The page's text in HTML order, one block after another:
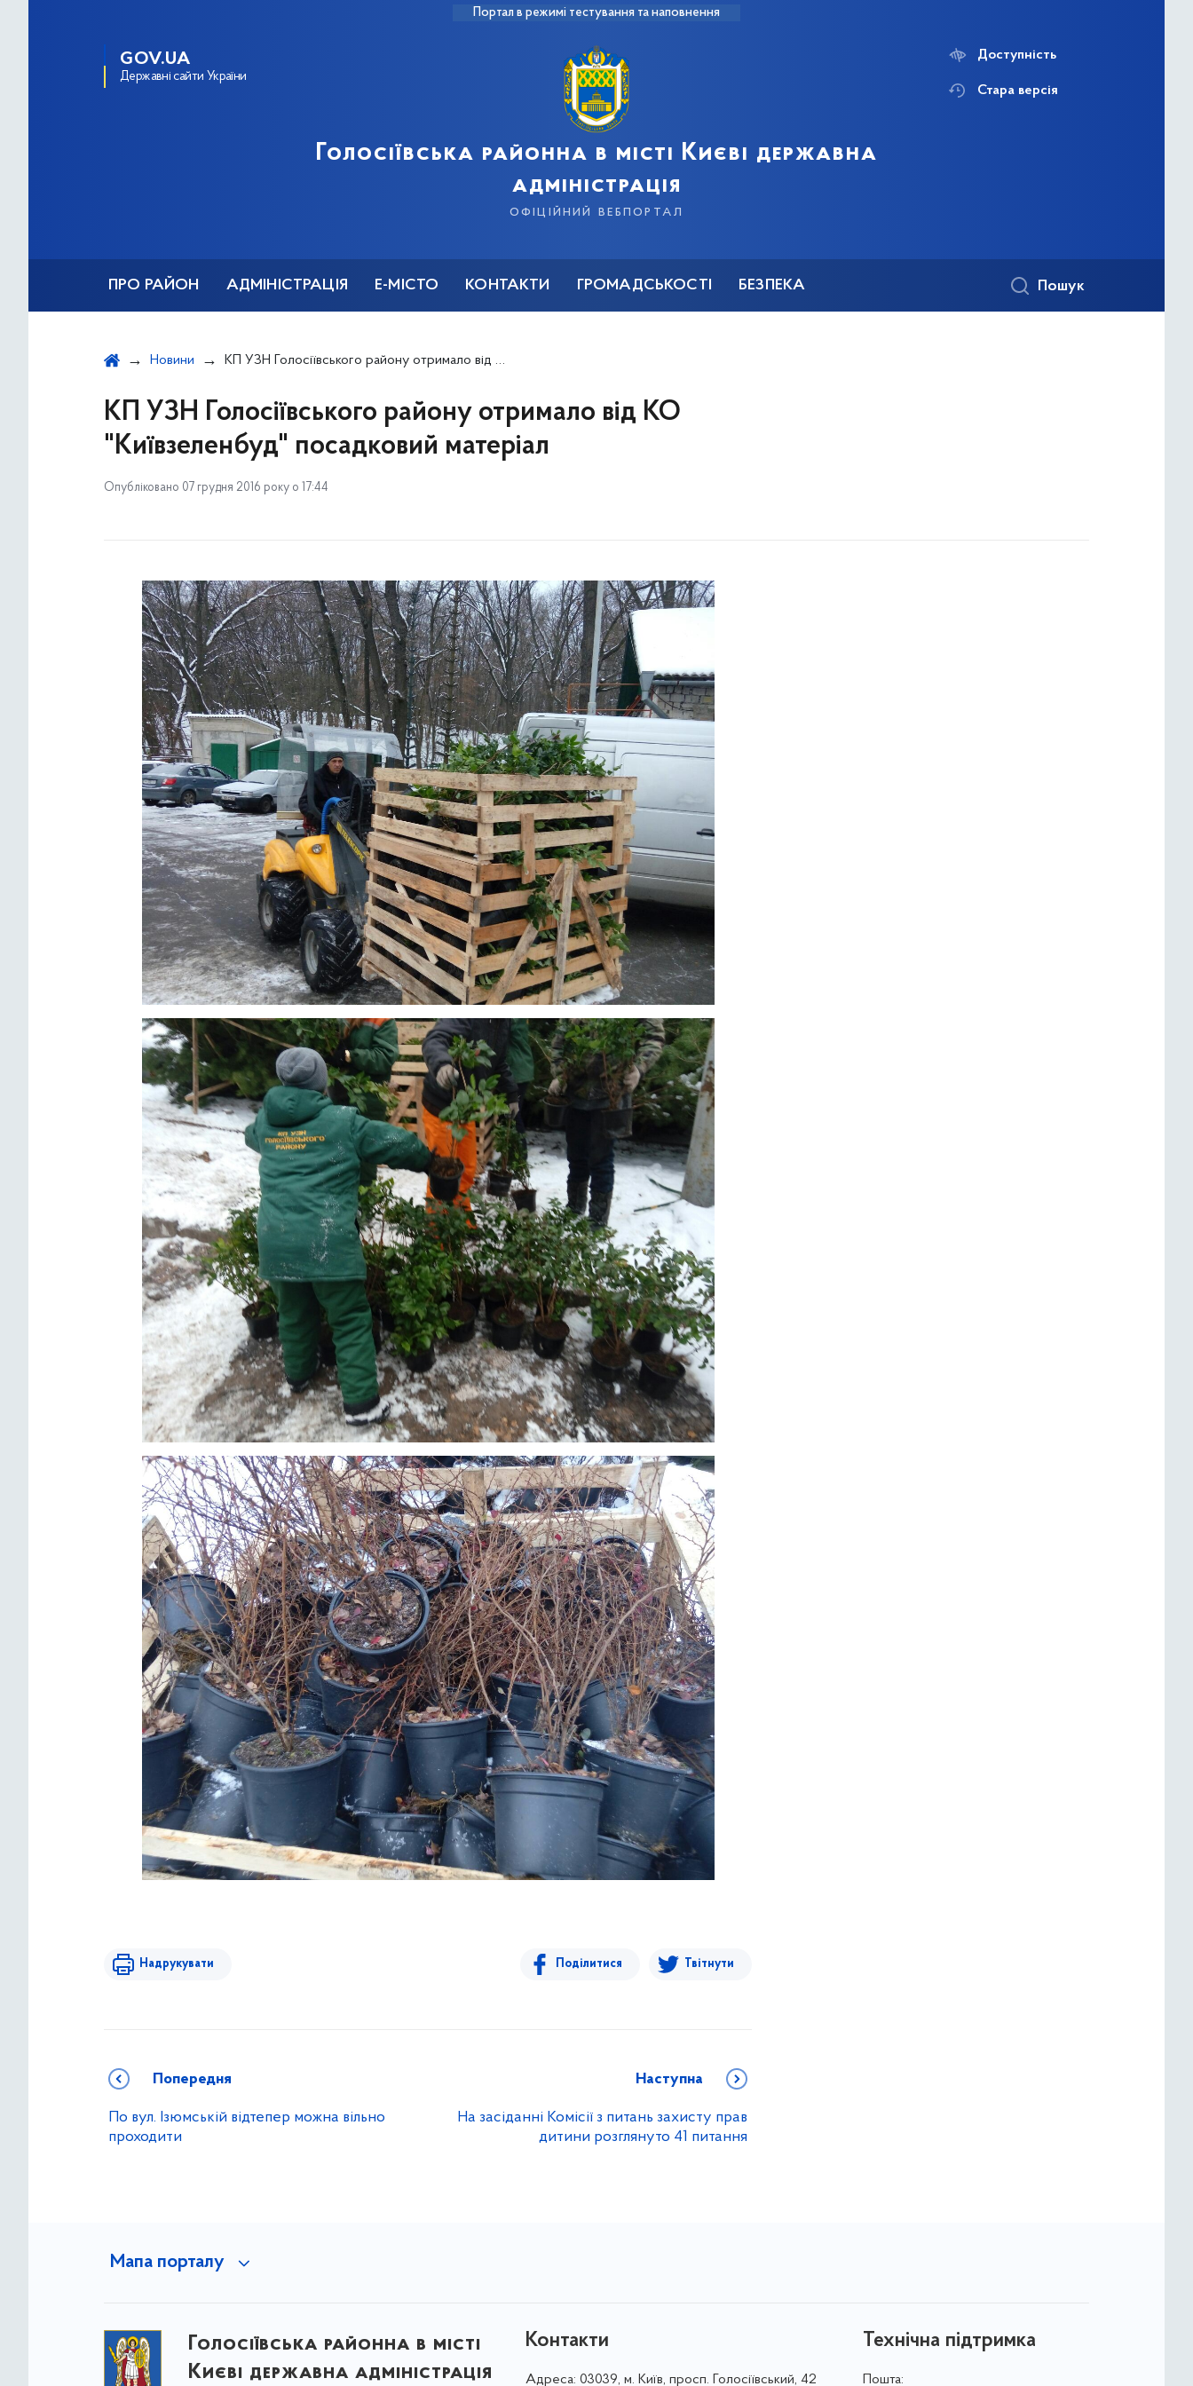
Портал в режимі тестування та наповнення
GOV.UA
Державні сайти України
Голосіївська районна в місті Києві державна
адміністрація
офіційний вебпортал
Доступність
Стара версія
ПРО РАЙОН АДМІНІСТРАЦІЯ Е-МІСТО КОНТАКТИ ГРОМАДСЬКОСТІ БЕЗПЕКА Пошук
Новини КП УЗН Голосіївського району отримало від КО &quot;Київзеленбуд&quot; посадковий матеріал
КП УЗН Голосіївського району отримало від КО
"Київзеленбуд" посадковий матеріал
Опубліковано 07 грудня 2016 року о 17:44
Надрукувати Поділитися Твітнути
Попередня
По вул. Ізюмській відтепер можна вільно
проходити
Наступна
На засіданні Комісії з питань захисту прав
дитини розглянуто 41 питання
Мапа порталу
Голосіївська районна в місті
Києві державна адміністрація
Контакти
Адреса: 03039, м. Київ, просп. Голосіївський, 42
Технічна підтримка
Пошта: